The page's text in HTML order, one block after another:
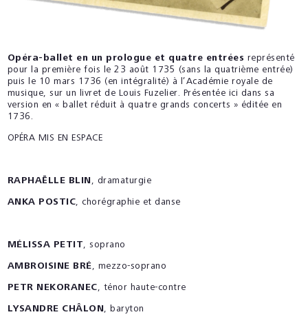
Opéra-ballet en un prologue et quatre entrées représenté
pour la première fois le 23 août 1735 (sans la quatrième entrée)
puis le 10 mars 1736 (en intégralité) à l’Académie royale de
musique, sur un livret de Louis Fuzelier. Présentée ici dans sa
version en « ballet réduit à quatre grands concerts » éditée en
1736.
OPÉRA MIS EN ESPACE
RAPHAËLLE BLIN , dramaturgie
ANKA POSTIC, chorégraphie et danse
MÉLISSA PETIT, soprano
AMBROISINE BRÉ, mezzo-soprano
PETR NEKORANEC, ténor haute-contre
LYSANDRE CHÂLON, baryton